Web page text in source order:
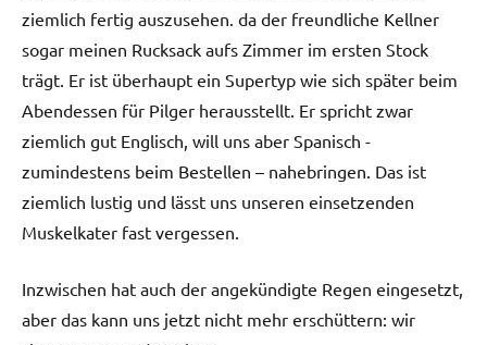
ziemlich fertig auszusehen. da der freundliche Kellner
sogar meinen Rucksack aufs Zimmer im ersten Stock
trägt. Er ist überhaupt ein Supertyp wie sich später beim
Abendessen für Pilger herausstellt. Er spricht zwar
ziemlich gut Englisch, will uns aber Spanisch -
zumindestens beim Bestellen – nahebringen. Das ist
ziemlich lustig und lässt uns unseren einsetzenden
Muskelkater fast vergessen.
Inzwischen hat auch der angekündigte Regen eingesetzt,
aber das kann uns jetzt nicht mehr erschüttern: wir